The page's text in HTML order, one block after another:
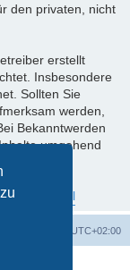
den privaten, nicht
erstellt
Insbesondere
Sollten Sie
werden,
Bekanntwerden
umgehend
UTC+02:00
Limited